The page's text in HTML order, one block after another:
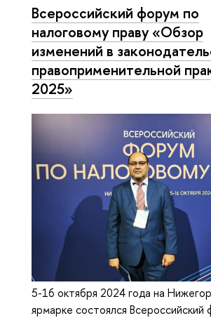
Всероссийский форум по
налоговому праву «Обзор
изменений в
правоприменительной
2025»
5-16 октября 2024 года на
ярмарке состоялся Всероссийский